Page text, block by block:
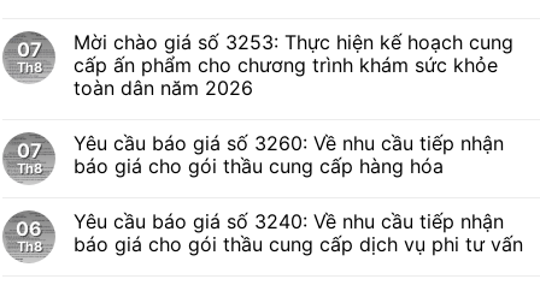
07
Th8
Mời chào giá số 3253: Thực hiện kế hoạch cung
cấp ấn phẩm cho chương trình khám sức khỏe
toàn dân năm 2026
07
Th8
Yêu cầu báo giá số 3260: Về nhu cầu tiếp nhận
báo giá cho gói thầu cung cấp hàng hóa
06
Th8
Yêu cầu báo giá số 3240: Về nhu cầu tiếp nhận
báo giá cho gói thầu cung cấp dịch vụ phi tư vấn